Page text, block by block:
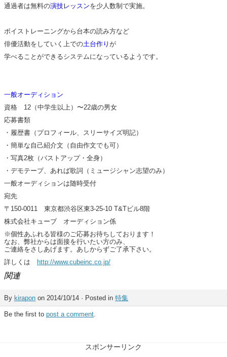
通過者は無料の演技レッスンを少人数制で実施。
ボイストレーニングから台本の読み方など
俳優活動をしていく上での土台作り が
学べることができるシステムになっているようです。
一般オーディション
資格 12（中学生以上）〜22歳の男女
応募書類
・履歴書（プロフィール、スリーサイズ明記）
・簡単な自己紹介文（自由作文でも可）
・写真2枚（バストアップ・全身）
・デモテープ、あれば歌詞（ミュージシャン志望のみ）
一般オーディションは随時受付
宛先
〒150-0011 東京都渋谷区東3-25-10 T&Tビル8階
株式会社キューブ オーディション係
※個性あふれる皆様のご応募お待ちしております！
なお、弊社からは面接を行いたい方のみ、
ご連絡をさしあげます。あしからずご了承下さい。
詳しくは
http://www.cubeinc.co.jp/
関連
By kirapon on 2014/10/14 · Posted in 特集
Be the first to post a comment.
スポンサーリンク